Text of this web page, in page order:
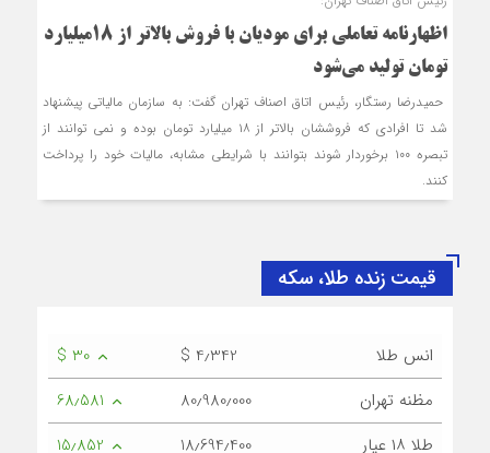
اظهارنامه تعاملی برای مودیان با فروش بالاتر از ۱۸میلیارد
تومان تولید می‌شود
حمیدرضا رستگار، رئیس اتاق اصناف تهران گفت: به سازمان مالیاتی پیشنهاد
شد تا افرادی که فروش‎شان بالاتر از ۱۸ میلیارد تومان بوده و نمی توانند از
تبصره ۱۰۰ برخوردار شوند بتوانند با شرایطی مشابه، مالیات خود را پرداخت
کنند.
قیمت زنده طلا، سکه
انس طلا $ 4٫342
$ 30
مظنه تهران
80٫980٫000
68٫581
طلا ۱۸ عیار
18٫694٫400 15٫852